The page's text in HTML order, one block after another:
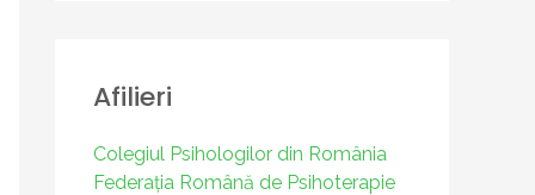
Afilieri
Colegiul Psihologilor din România
Federația Română de Psihoterapie